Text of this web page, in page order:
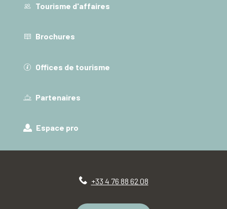
Tourisme d'affaires
Brochures
Offices de tourisme
Partenaires
Espace pro
+33 4 76 88 62 08